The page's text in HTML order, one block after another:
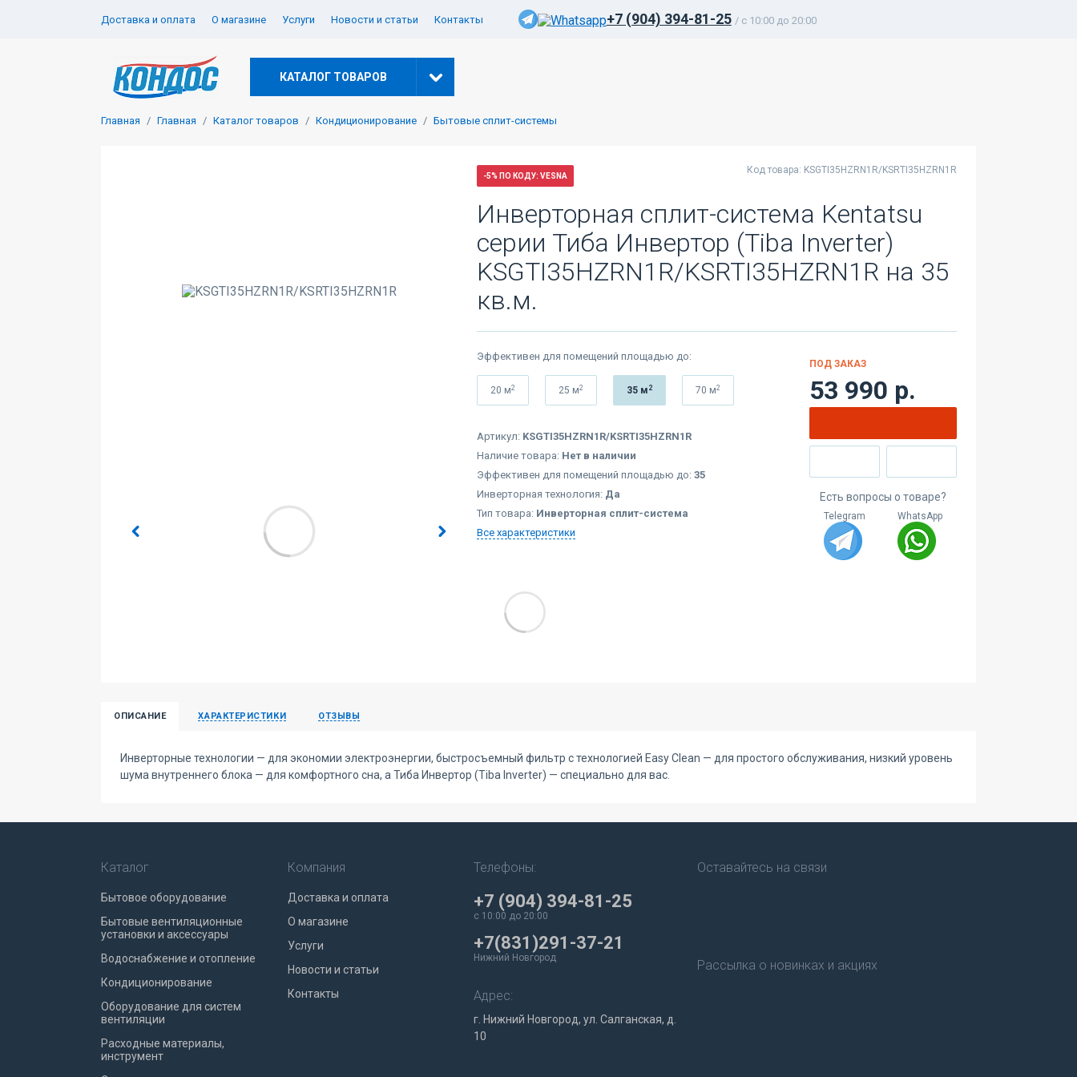
Доставка и оплата О магазине Услуги Новости и статьи Контакты +7 (904) 394-81-25 / c 10:00 до 20:00
КАТАЛОГ ТОВАРОВ
Главная Главная Каталог товаров Кондиционирование Бытовые сплит-системы
-5% ПО КОДУ: VESNA
Код товара: KSGTI35HZRN1R/KSRTI35HZRN1R
Инверторная сплит-система Kentatsu
серии Тиба Инвертор (Tiba Inverter)
KSGTI35HZRN1R/KSRTI35HZRN1R на 35
кв.м.
Эффективен для помещений площадью до:
20 м2 25 м2 35 м 2 70 м2
Артикул: KSGTI35HZRN1R/KSRTI35HZRN1R
Наличие товара: Нет в наличии
Эффективен для помещений площадью до: 35
Инверторная технология: Да
Тип товара: Инверторная сплит-система
Все характеристики
ПОД ЗАКАЗ
53 990 р.
Есть вопросы о товаре?
Telegram WhatsApp
ОПИСАНИЕ ХАРАКТЕРИСТИКИ ОТЗЫВЫ
Инверторные технологии — для экономии электроэнергии, быстросъемный фильтр с технологией Easy Clean — для простого обслуживания, низкий уровень
шума внутреннего блока — для комфортного сна, а Тиба Инвертор (Tiba Inverter) — специально для вас.
Каталог
Бытовое оборудование
Бытовые вентиляционные
установки и аксессуары
Водоснабжение и отопление
Кондиционирование
Оборудование для систем
вентиляции
Расходные материалы,
инструмент
Компания
Доставка и оплата
О магазине
Услуги
Новости и статьи
Контакты
Телефоны:
+7 (904) 394-81-25
c 10:00 до 20:00
+7(831)291-37-21
Нижний Новгород
Адрес:
г. Нижний Новгород, ул. Салганская, д.
10
Оставайтесь на связи
Рассылка о новинках и акциях